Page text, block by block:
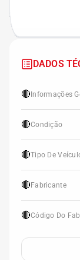
DADOS
🔴 Informações
🔴Condição
🔴Tipo De
🔴 Fabricante
🔴Código Do